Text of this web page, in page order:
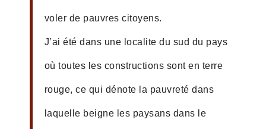
voler de pauvres citoyens.
J’ai été dans une localite du sud du pays
où toutes les constructions sont en terre
rouge, ce qui dénote la pauvreté dans
laquelle beigne les paysans dans le